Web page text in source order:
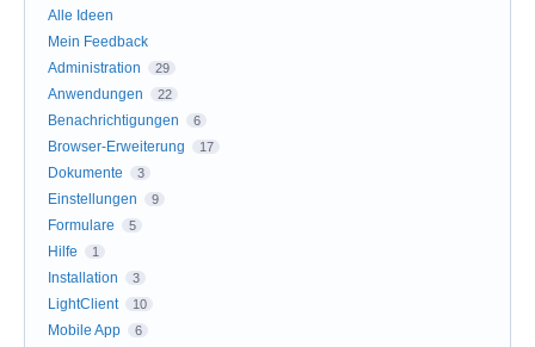
Alle Ideen
Mein Feedback
Administration
29
Anwendungen 22
Benachrichtigungen 6
Browser-Erweiterung 17
Dokumente 3
Einstellungen 9
Formulare 5
Hilfe 1
Installation 3
LightClient 10
Mobile App 6